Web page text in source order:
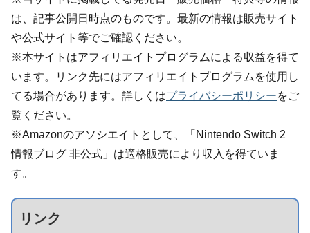
は、記事公開日時点のものです。最新の情報は販売サイト
や公式サイト等でご確認ください。
※本サイトはアフィリエイトプログラムによる収益を得て
います。リンク先にはアフィリエイトプログラムを使用し
てる場合があります。詳しくはプライバシーポリシーをご
覧ください。
※Amazonのアソシエイトとして、「Nintendo Switch 2
情報ブログ 非公式」は適格販売により収入を得ていま
す。
リンク